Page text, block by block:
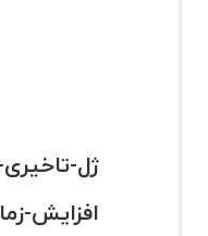
ژل-تاخیری-و-
افزایش-زمان-و-